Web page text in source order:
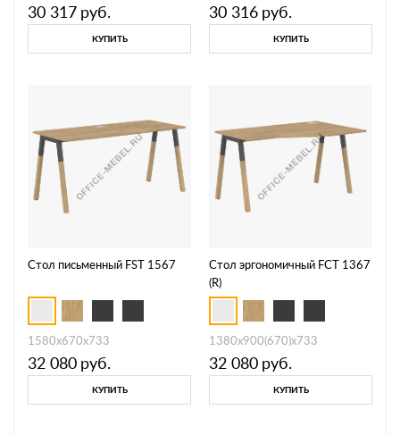
30 317 руб.
КУПИТЬ
30 316 руб.
КУПИТЬ
Стол письменный FST 1567
1580x670x733
32 080 руб.
КУПИТЬ
Стол эргономичный FCT 1367
(R)
1380х900(670)х733
32 080 руб.
КУПИТЬ